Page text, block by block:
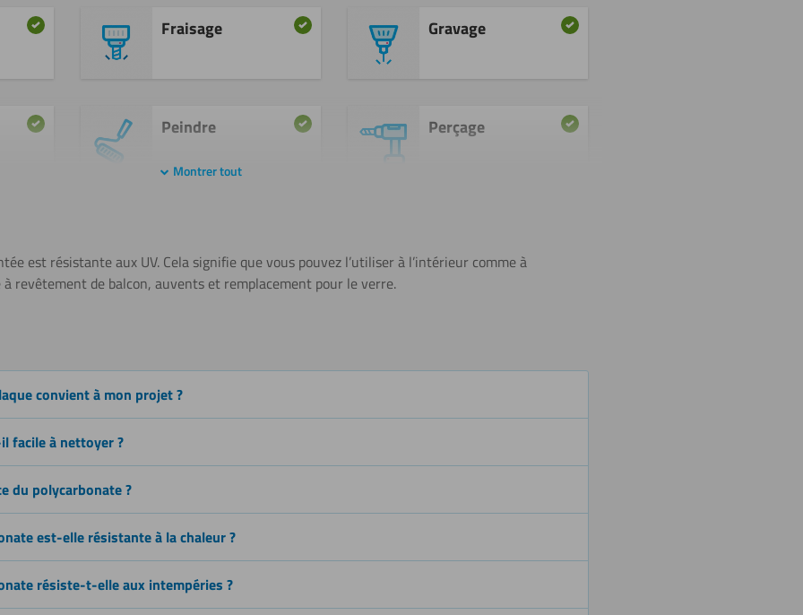
Fraisage Gravage
Peindre Perçage
Découpe au
Découper
Soudage
Montrer tout
est résistante aux UV. Cela signifie que vous pouvez l’utiliser à l’intérieur comme à
à revêtement de balcon, auvents et remplacement pour le verre.
convient à mon projet ?
facile à nettoyer ?
du polycarbonate ?
est-elle résistante à la chaleur ?
résiste-t-elle aux intempéries ?